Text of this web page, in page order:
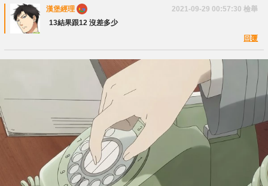
漢堡經理 2021-09-29 00:57:30 檢舉
13結果跟12 沒差多少
回覆